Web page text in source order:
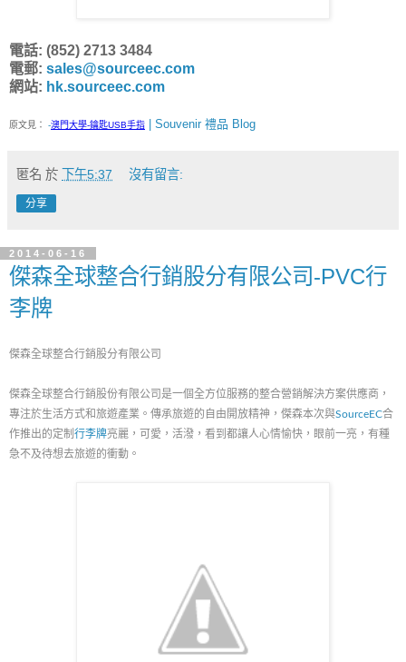
電話: (852) 2713 3484
電郵: sales@sourceec.com
網站: hk.sourceec.com
原文見： -澳門大學-鑰匙USB手指 | Souvenir 禮品 Blog
匿名 於 下午5:37 沒有留言:
分享
2014-06-16
傑森全球整合行銷股分有限公司-PVC行
李牌
傑森全球整合行銷股分有限公司
傑森全球整合行銷股份有限公司是一個全方位服務的整合營銷解決方案供應商，
專注於生活方式和旅遊產業。傳承旅遊的自由開放精神，傑森本次與SourceEC合
作推出的定制 行李牌亮麗，可愛，活潑，看到都讓人心情愉快，眼前一亮，有種
急不及待想去旅遊的衝動。